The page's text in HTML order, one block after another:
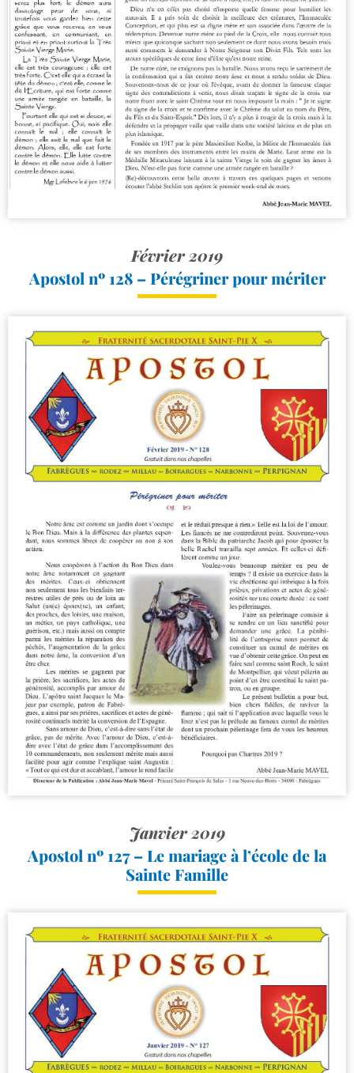
Février 2019
Apostol nº 128 – Pérégriner pour mériter
Janvier 2019
Apostol nº 127 – Le mariage à l’école de la
Sainte Famille